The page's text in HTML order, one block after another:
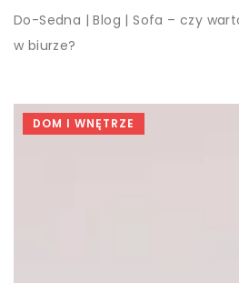
Do-Sedna |Blog |Sofa – czy
w biurze?
DOM I WNĘTRZE